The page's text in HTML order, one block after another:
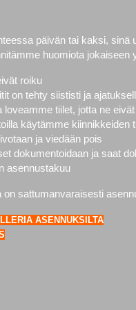
päivän tai kaksi,
huomiota
roiku
on tehty siististi ja
loveamme tiilet, jotta ne
käytämme
ja viedään pois
dokumentoidaan ja saat
asennustakuu
on sattumanvaraisesti
ASENNUKSILTA